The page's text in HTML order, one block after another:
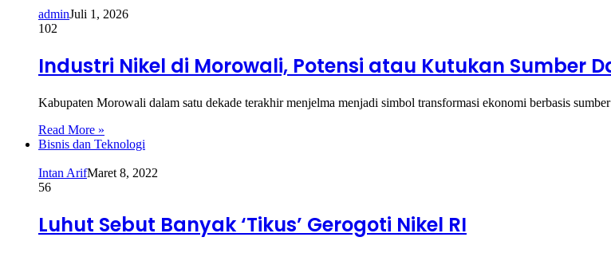
adminJuli 1, 2026
102
Industri Nikel di Morowali, Potensi atau Kutukan Sumber
Kabupaten Morowali dalam satu dekade terakhir menjelma menjadi simbol transformasi ekonomi berbasis
Read More »
Bisnis dan Teknologi
Intan ArifMaret 8, 2022
56
Luhut Sebut Banyak ‘Tikus’ Gerogoti Nikel RI